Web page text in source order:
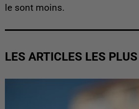
le sont moins.
LES ARTICLES LES